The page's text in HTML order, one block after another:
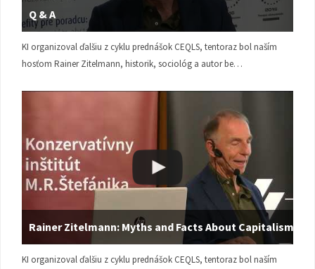
Q & A
KI organizoval ďalšiu z cyklu prednášok CEQLS, tentoraz bol naším
hosťom Rainer Zitelmann, historik, sociológ a autor be…
Rainer Zitelmann: Myths and Facts About Capitalism
KI organizoval ďalšiu z cyklu prednášok CEQLS, tentoraz bol naším